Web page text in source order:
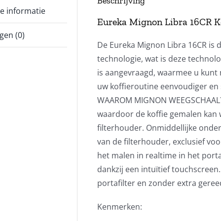
informatie
(0)
Eureka Mignon Libra 16CR
De Eureka Mignon Libra 16CR
technologie, wat is deze
is aangevraagd, waarmee u
uw koffieroutine eenvoudiger
WAAROM MIGNON
waardoor de koffie gemalen
filterhouder. Onmiddellijke
van de filterhouder, exclusief
het malen in realtime in het
dankzij een intuïtief
portafilter en zonder extra
Kenmerken: